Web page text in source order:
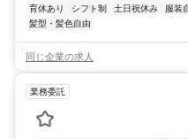
育休あり
シフト制 土日祝休み 服装
髪型・髪色自由
同じ企業の求人
業務委託